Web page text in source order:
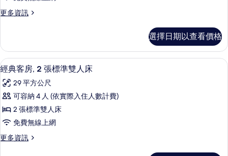
張
雙
人
床
的
所
有
相
更多資訊
更
房,
張
準
雙
床
的
情
選擇日期以查看價格
顯
示
經
典
客
2
經典客房, 2 張標準雙人床 | 高級寢具
5
經典客房, 2 張標準雙人床
29 平方公尺
可容納 4 人 (依實際入住人數計費)
2 張標準雙人床
免費無線上網
更多資訊
更